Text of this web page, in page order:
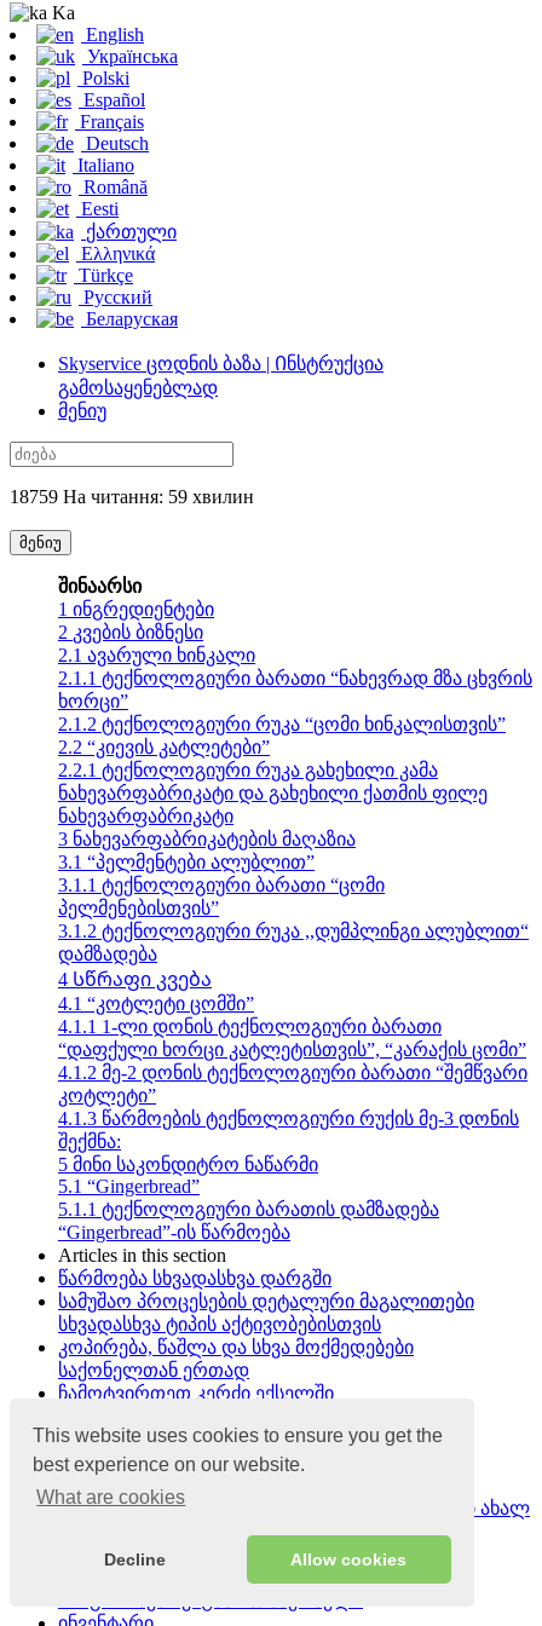
This website uses cookies to ensure you get the
best experience on our website.
What are cookies
Decline Allow cookies
Ka
English
Українська
Polski
Español
Français
Deutsch
Italiano
Română
Eesti
ქართული
Ελληνικά
Türkçe
Русский
Беларуская
Skyservice ცოდნის ბაზა | Ინსტრუქცია
გამოსაყენებლად
მენიუ
18759 На читання: 59 хвилин
მენიუ
შინაარსი
1 ინგრედიენტები
2 კვების ბიზნესი
2.1 ავარული ხინკალი
2.1.1 ტექნოლოგიური ბარათი “ნახევრად მზა ცხვრის
ხორცი”
2.1.2 ტექნოლოგიური რუკა “ცომი ხინკალისთვის”
2.2 “კიევის კატლეტები”
2.2.1 ტექნოლოგიური რუკა გახეხილი კამა
ნახევარფაბრიკატი და გახეხილი ქათმის ფილე
ნახევარფაბრიკატი
3 ნახევარფაბრიკატების მაღაზია
3.1 “პელმენტები ალუბლით”
3.1.1 ტექნოლოგიური ბარათი “ცომი
პელმენებისთვის”
3.1.2 ტექნოლოგიური რუკა ,,დუმპლინგი ალუბლით“
დამზადება
4 Სწრაფი კვება
4.1 “კოტლეტი ცომში”
4.1.1 1-ლი დონის ტექნოლოგიური ბარათი
“დაფქული ხორცი კატლეტისთვის”, “კარაქის ცომი”
4.1.2 მე-2 დონის ტექნოლოგიური ბარათი “შემწვარი
კოტლეტი”
4.1.3 წარმოების ტექნოლოგიური რუქის მე-3 დონის
შექმნა:
5 მინი საკონდიტრო ნაწარმი
5.1 “Gingerbread”
5.1.1 ტექნოლოგიური ბარათის დამზადება
“Gingerbread”-ის წარმოება
Articles in this section
წარმოება სხვადასხვა დარგში
სამუშაო პროცესების დეტალური მაგალითები
სხვადასხვა ტიპის აქტივობებისთვის
კოპირება, წაშლა და სხვა მოქმედებები
საქონელთან ერთად
ჩამოტვირთეთ კერძი ექსელში
როგორ დავბეჭდოთ ტექნოლოგიური რუკა
როგორ შევქმნათ ნახევრად მზა პროდუქტი
როგორ შევქმნათ მოდიფიკატორი
როგორ დავაკოპიროთ საქონელი ან კერძები ახალ
როგორ დავამატოთ საქონლისა და კერძების